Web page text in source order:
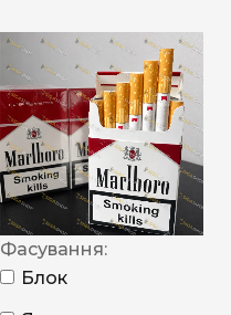
Фасування:
Блок